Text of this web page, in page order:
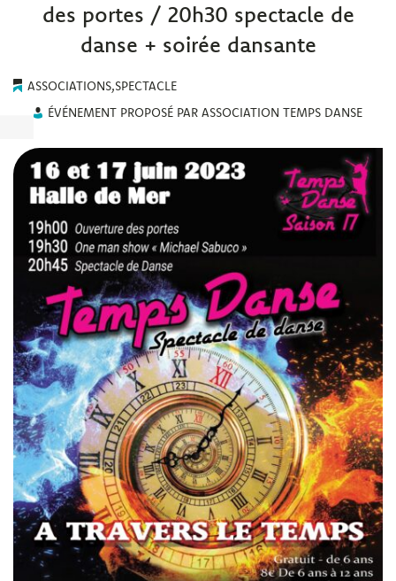
des portes / 20h30 spectacle de
danse + soirée dansante
ASSOCIATIONS,SPECTACLE
ÉVÉNEMENT PROPOSÉ PAR ASSOCIATION TEMPS DANSE